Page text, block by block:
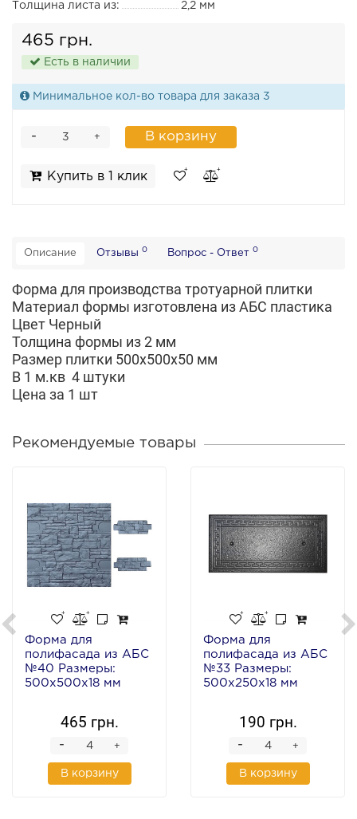
Толщина листа из:
2,2 мм
465 грн.
Есть в наличии
Минимальное кол-во товара для заказа 3
+
- В корзину
Купить в 1 клик
Описание Отзывы 0 Вопрос - Ответ 0
Форма для производства тротуарной плитки
Материал формы изготовлена из АБС пластика
Цвет Черный
Толщина формы из 2 мм
Размер плитки 500х500х50 мм
В 1 м.кв 4 штуки
Цена за 1 шт
Рекомендуемые товары
Форма для
полифасада из АБС
№40 Размеры:
500х500х18 мм
465 грн.
+
-
В корзину
Форма для
полифасада из АБС
№33 Размеры:
500х250х18 мм
190 грн.
+
-
В корзину